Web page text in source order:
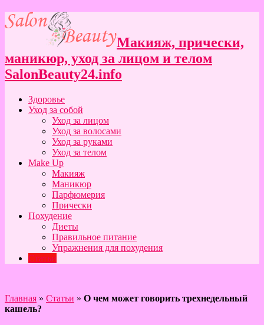
Макияж, прически,
маникюр, уход за лицом и телом
SalonBeauty24.info
Здоровье
Уход за собой
Уход за лицом
Уход за волосами
Уход за руками
Уход за телом
Make Up
Макияж
Маникюр
Парфюмерия
Прически
Похудение
Диеты
Правильное питание
Упражнения для похудения
Статьи
Главная » Статьи » О чем может говорить трехнедельный
кашель?